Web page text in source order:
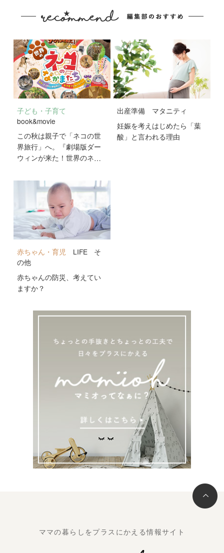
子ども・子育て
book&movie
この秋は親子で「ネコの世
界旅行」へ。『劇場版ダー
ウィンが来た！世界のネコ
公開！
出産準備
マタニティ
妊娠を考えはじめたら「葉
酸」と言われる理由
赤ちゃん・育児 LIFE
そ
の他
赤ちゃんの防災、考えてい
ますか？
ママの暮らしをプラスにかえる情報サイト